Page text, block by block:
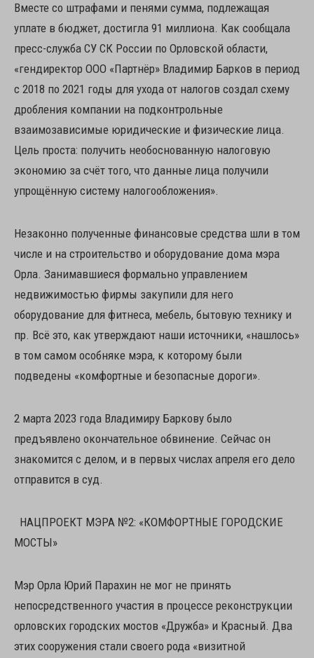
Вместе со штрафами и пенями сумма, подлежащая
уплате в бюджет, достигла 91 миллиона. Как сообщала
пресс-служба СУ СК России по Орловской области,
«гендиректор ООО «Партнёр» Владимир Барков в период
с 2018 по 2021 годы для ухода от налогов создал схему
дробления компании на подконтрольные
взаимозависимые юридические и физические лица.
Цель проста: получить необоснованную налоговую
экономию за счёт того, что данные лица получили
упрощённую систему налогообложения».
Незаконно полученные финансовые средства шли в том
числе и на строительство и оборудование дома мэра
Орла. Занимавшиеся формально управлением
недвижимостью фирмы закупили для него
оборудование для фитнеса, мебель, бытовую технику и
пр. Всё это, как утверждают наши источники, «нашлось»
в том самом особняке мэра, к которому были
подведены «комфортные и безопасные дороги».
2 марта 2023 года Владимиру Баркову было
предъявлено окончательное обвинение. Сейчас он
знакомится с делом, и в первых числах апреля его дело
отправится в суд.
НАЦПРОЕКТ МЭРА №2: «КОМФОРТНЫЕ ГОРОДСКИЕ
МОСТЫ»
Мэр Орла Юрий Парахин не мог не принять
непосредственного участия в процессе реконструкции
орловских городских мостов «Дружба» и Красный. Два
этих сооружения стали своего рода «визитной